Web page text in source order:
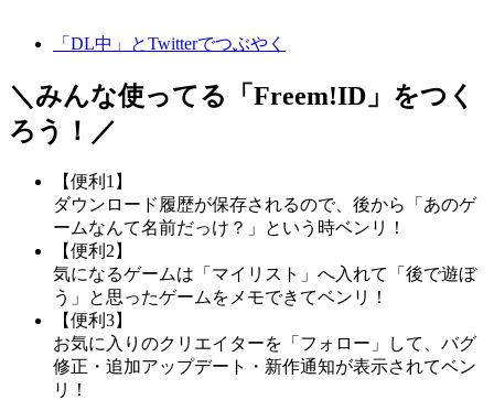
「DL中」とTwitterでつぶやく
＼みんな使ってる「 Freem!ID 」をつく
ろう！／
【便利1】
ダウンロード履歴が保存されるので、後から「あのゲ
ームなんて名前だっけ？」という時ベンリ！
【便利2】
気になるゲームは「マイリスト」へ入れて「後で遊ぼ
う」と思ったゲームをメモできてベンリ！
【便利3】
お気に入りのクリエイターを「フォロー」して、バグ
修正・追加アップデート・新作通知が表示されてベン
リ！